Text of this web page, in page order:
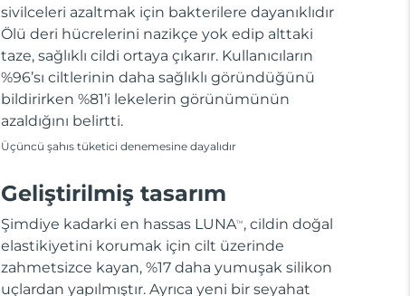
sivilceleri azaltmak için bakterilere dayanıklıdır
Ölü deri hücrelerini nazikçe yok edip alttaki
taze, sağlıklı cildi ortaya çıkarır. Kullanıcıların
%96’sı ciltlerinin daha sağlıklı göründüğünü
bildirirken %81’i lekelerin görünümünün
azaldığını belirtti.
Üçüncü şahıs tüketici denemesine dayalıdır
Geliştirilmiş tasarım
Şimdiye kadarki en hassas LUNATM , cildin doğal
elastikiyetini korumak için cilt üzerinde
zahmetsizce kayan, %17 daha yumuşak silikon
uçlardan yapılmıştır. Ayrıca yeni bir seyahat